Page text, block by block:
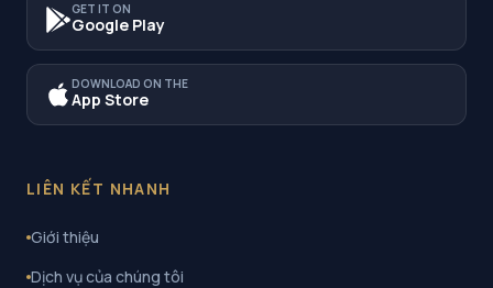
GET IT ON
Google Play
DOWNLOAD ON THE
App Store
LIÊN KẾT NHANH
Giới thiệu
Dịch vụ của chúng tôi